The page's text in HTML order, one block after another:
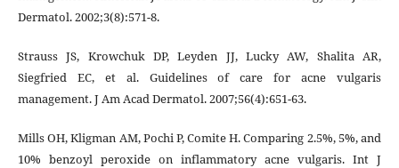
Dermatol. 2002;3(8):571-8.
Strauss JS, Krowchuk DP, Leyden JJ, Lucky AW, Shalita AR,
Siegfried EC, et al. Guidelines of care for acne vulgaris
management. J Am Acad Dermatol. 2007;56(4):651-63.
Mills OH, Kligman AM, Pochi P, Comite H. Comparing 2.5%, 5%, and
10% benzoyl peroxide on inflammatory acne vulgaris. Int J